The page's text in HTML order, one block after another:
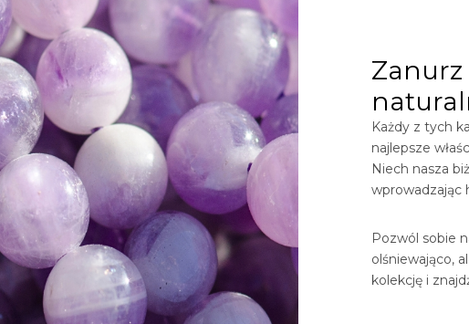
Zanurz
Każdy z tych
najlepsze
Niech nasza
wprowadzając
Pozwól sobie
olśniewająco,
kolekcję i